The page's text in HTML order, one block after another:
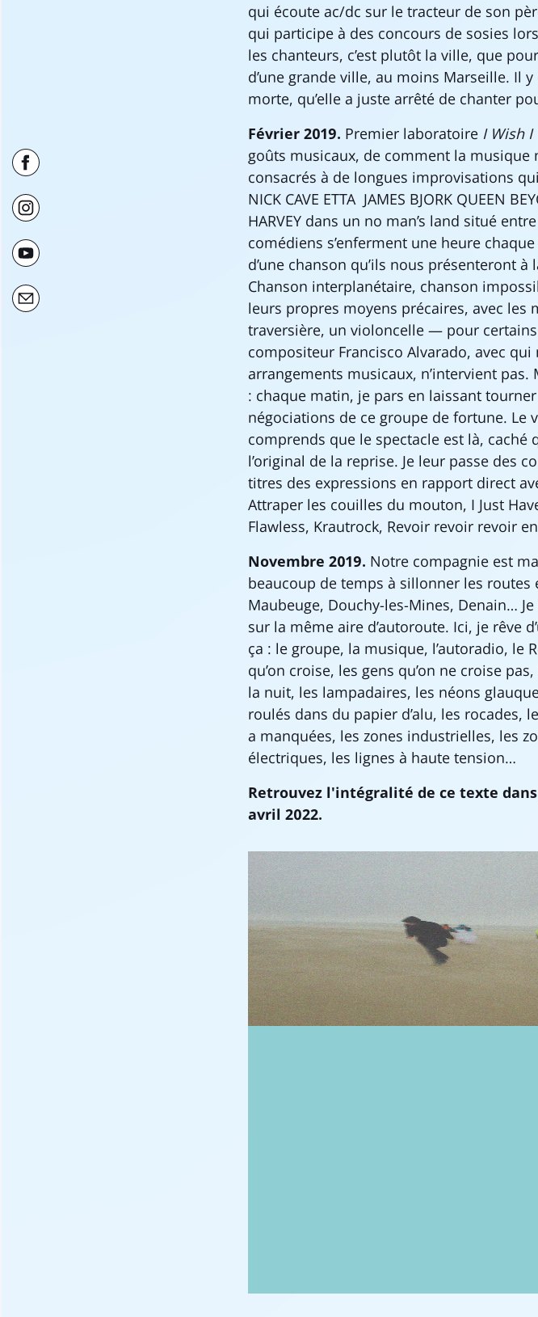
qui écoute ac/dc sur le tracteur de son
qui participe à des concours de sosies
les chanteurs, c’est plutôt la ville, que
d’une grande ville, au moins Marseille. Il
morte, qu’elle a juste arrêté de chanter
Février 2019. Premier laboratoire I Wish I
goûts musicaux, de comment la musique
consacrés à de longues improvisations
NICK CAVE ETTA JAMES BJORK QUEEN
HARVEY dans un no man’s land situé
comédiens s’enferment une heure
d’une chanson qu’ils nous présenteront à
Chanson interplanétaire, chanson
leurs propres moyens précaires, avec
traversière, un violoncelle — pour
compositeur Francisco Alvarado, avec
arrangements musicaux, n’intervient pas.
: chaque matin, je pars en laissant
négociations de ce groupe de fortune. Le
comprends que le spectacle est là,
l’original de la reprise. Je leur passe des
titres des expressions en rapport direct
Attraper les couilles du mouton, I Just
Flawless, Krautrock, Revoir revoir revoir
Novembre 2019. Notre compagnie est
beaucoup de temps à sillonner les routes
Maubeuge, Douchy-les-Mines, Denain…
sur la même aire d’autoroute. Ici, je rêve
ça : le groupe, la musique, l’autoradio, le
qu’on croise, les gens qu’on ne croise
la nuit, les lampadaires, les néons
roulés dans du papier d’alu, les rocades,
a manquées, les zones industrielles, les
électriques, les lignes à haute tension…
Retrouvez l'intégralité de ce texte
avril 2022.